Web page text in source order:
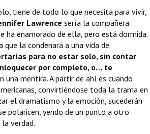
tiene de todo lo que necesita para vivir,
Lawrence sería la compañera
ha enamorado de ella, pero está dormida.
la condenará a una vida de
para no estar solo, sin contar
por completo, o… te
mentira. A partir de ahí es cuando
convirtiéndose toda la trama en
el dramatismo y la emoción, sucederán
polaricen, yendo de un punto a otro
verdad.